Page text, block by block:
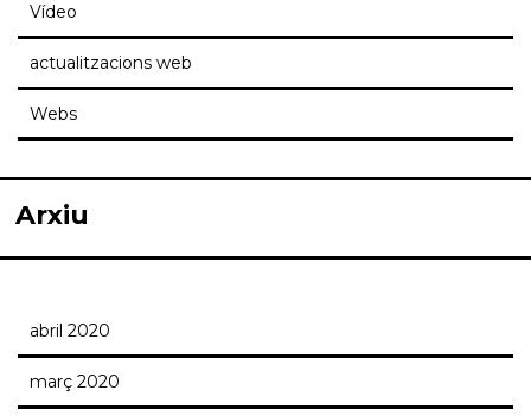
Vídeo
actualitzacions web
Webs
Arxiu
abril 2020
març 2020